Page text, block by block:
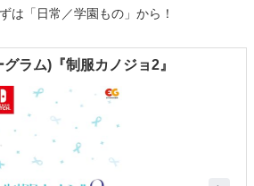
は「日常／学園もの」から！
ラム)『制服カノジョ2』